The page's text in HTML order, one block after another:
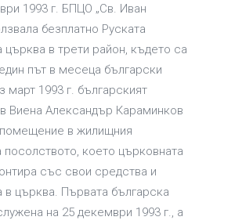
1993 г. БПЦО „Св. Иван
безплатно Руската
църква в трети район, където са
път в месеца български
март 1993 г. българският
Виена Александър Караминков
в жилищния
което църковната
със свои средства и
в църква. Първата българска
на 25 декември 1993 г., а